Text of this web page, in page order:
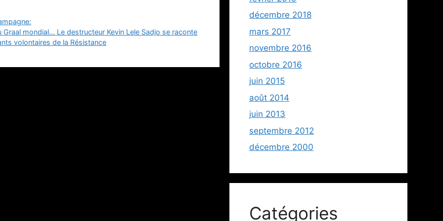
mondial… Le destructeur Kevin Lele Sadjo se raconte
volontaires de la Résistance
décembre 2018
mars 2017
novembre 2016
octobre 2016
juin 2015
août 2014
juin 2013
septembre 2012
décembre 2000
Catégories